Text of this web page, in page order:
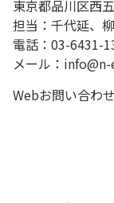
東京都品川区西
担当：千代延、
電話：03-6431-
メール：
Webお問い合わ